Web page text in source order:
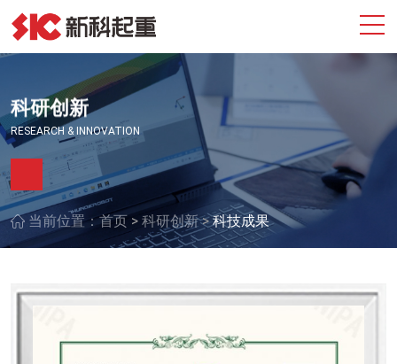
科研创新
RESEARCH & INNOVATION
当前位置：首页 > 科研创新>科技成果